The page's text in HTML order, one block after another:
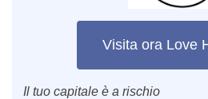
Visita ora Love
Il tuo capitale è a rischio